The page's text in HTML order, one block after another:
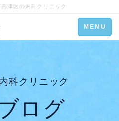
津区の内科クリニック
Toggle
navigation
MENU
科クリニック
ログ